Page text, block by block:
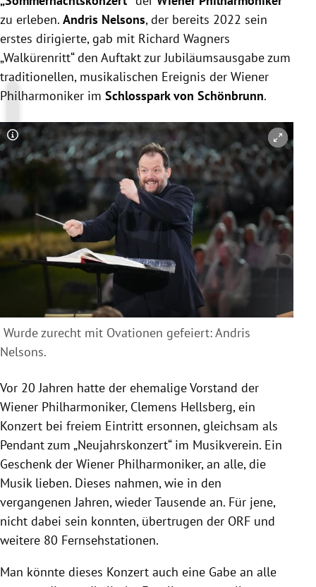
zu erleben. Andris Nelsons, der bereits 2022 sein
erstes dirigierte, gab mit Richard Wagners
„Walkürenritt“ den Auftakt zur Jubiläumsausgabe zum
traditionellen, musikalischen Ereignis der Wiener
Philharmoniker im Schlosspark von Schönbrunn.
Copyright-Hinweis öffnen/schließen
Wurde zurecht mit Ovationen gefeiert: Andris
Nelsons.
Vor 20 Jahren hatte der ehemalige Vorstand der
Wiener Philharmoniker, Clemens Hellsberg, ein
Konzert bei freiem Eintritt ersonnen, gleichsam als
Pendant zum „Neujahrskonzert“ im Musikverein. Ein
Geschenk der Wiener Philharmoniker, an alle, die
Musik lieben. Dieses nahmen, wie in den
vergangenen Jahren, wieder Tausende an. Für jene,
nicht dabei sein konnten, übertrugen der ORF und
weitere 80 Fernsehstationen.
Man könnte dieses Konzert auch eine Gabe an alle